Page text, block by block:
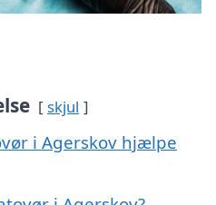
skjul
i Agerskov hjælpe